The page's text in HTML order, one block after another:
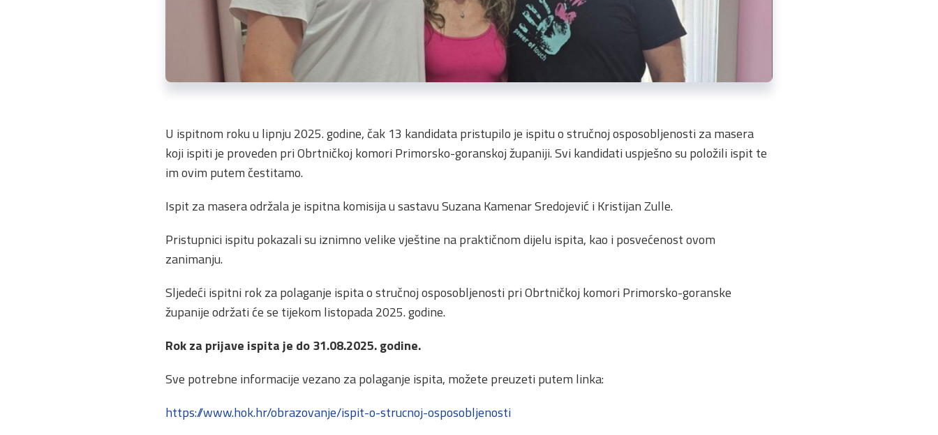
U ispitnom roku u lipnju 2025. godine, čak 13 kandidata pristupilo je ispitu o stručnoj osposobljenosti za masera
koji ispiti je proveden pri Obrtničkoj komori Primorsko-goranskoj županiji. Svi kandidati uspješno su položili ispit te
im ovim putem čestitamo.
Ispit za masera održala je ispitna komisija u sastavu Suzana Kamenar Sredojević i Kristijan Zulle.
Pristupnici ispitu pokazali su iznimno velike vještine na praktičnom dijelu ispita, kao i posvećenost ovom
zanimanju.
Sljedeći ispitni rok za polaganje ispita o stručnoj osposobljenosti pri Obrtničkoj komori Primorsko-goranske
županije održati će se tijekom listopada 2025. godine.
Rok za prijave ispita je do 31.08.2025. godine.
Sve potrebne informacije vezano za polaganje ispita, možete preuzeti putem linka:
https://www.hok.hr/obrazovanje/ispit-o-strucnoj-osposobljenosti